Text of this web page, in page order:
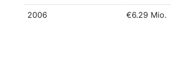
2006 €6.29 Mio.